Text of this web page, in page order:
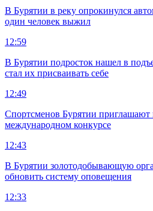
В Бурятии в реку опрокинулся
один человек выжил
12:59
В Бурятии подросток нашел в
стал их присваивать себе
12:49
Спортсменов Бурятии приглашают
международном конкурсе
12:43
В Бурятии золотодобывающую
обновить систему оповещения
12:33